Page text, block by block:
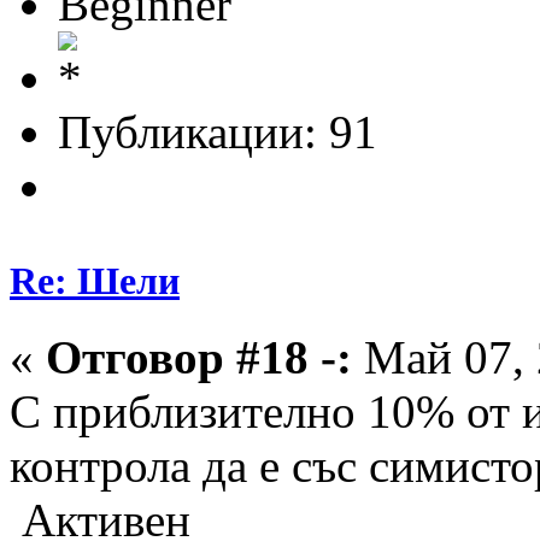
Публикации: 91
Re: Шели
« Отговор #18 -: Май 07,
С приблизително 10% от
контрола да е със
Активен